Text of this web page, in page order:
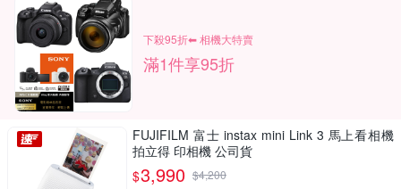
下殺95折⬅︎ 相機大特賣
滿1件享95折
FUJIFILM 富士 instax mini Link 3 馬上看相機
拍立得 印相機 公司貨
$3,990 $4,200